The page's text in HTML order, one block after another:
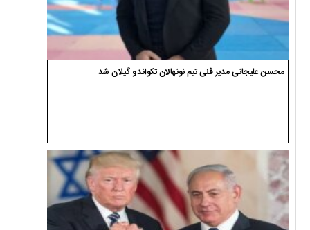
محسن علیجانی مدیر فنی تیم نونهالان تکواندو گیلان شد